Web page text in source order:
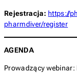
Rejestracja: https://
pharmdiver/register
AGENDA
Prowadzący webinar: